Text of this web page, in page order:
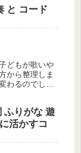
と コード
どもが歌いや
から整理しま
わるのでしょ
ふりがな 遊
活かすコ